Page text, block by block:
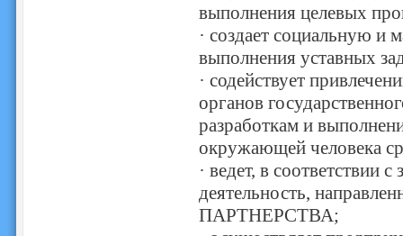
выполнения целевых
· создает социальную и
выполнения уставных
· содействует
органов
разработкам и
окружающей человека
· ведет, в соответствии
деятельность,
ПАРТНЕРСТВА;